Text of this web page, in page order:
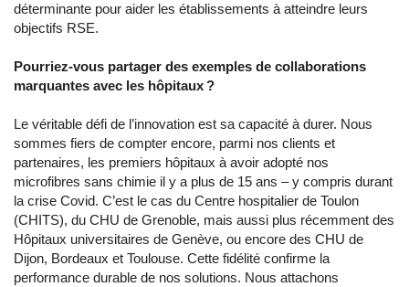
déterminante pour aider les établissements à atteindre leurs
objectifs RSE.
Pourriez-vous partager des exemples de collaborations
marquantes avec les hôpitaux ?
Le véritable défi de l’innovation est sa capacité à durer. Nous
sommes fiers de compter encore, parmi nos clients et
partenaires, les premiers hôpitaux à avoir adopté nos
microfibres sans chimie il y a plus de 15 ans – y compris durant
la crise Covid. C’est le cas du Centre hospitalier de Toulon
(CHITS), du CHU de Grenoble, mais aussi plus récemment des
Hôpitaux universitaires de Genève, ou encore des CHU de
Dijon, Bordeaux et Toulouse. Cette fidélité confirme la
performance durable de nos solutions. Nous attachons